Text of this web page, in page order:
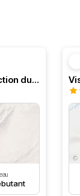
Étape 1 Meknes a Midelt direction du désert du Saharien